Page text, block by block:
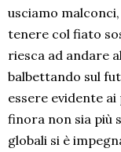
usciamo
tenere col fiato
riesca ad andare
balbettando sul
essere evidente
finora non sia più
globali si è